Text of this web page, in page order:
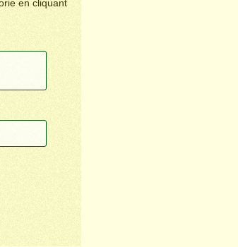
en cliquant